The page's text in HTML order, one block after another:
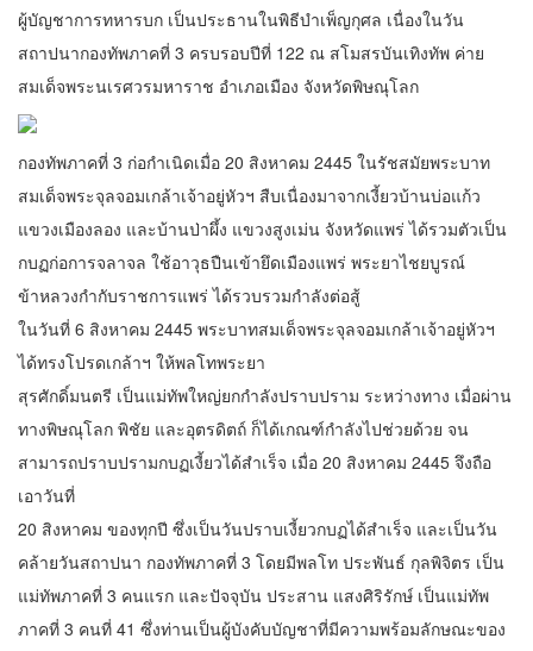
ผู้บัญชาการทหารบก เป็นประธานในพิธีบำเพ็ญกุศล เนื่องในวัน
สถาปนากองทัพภาคที่ 3 ครบรอบปีที่ 122 ณ สโมสรบันเทิงทัพ ค่าย
สมเด็จพระนเรศวรมหาราช อำเภอเมือง จังหวัดพิษณุโลก
กองทัพภาคที่ 3 ก่อกำเนิดเมื่อ 20 สิงหาคม 2445 ในรัชสมัยพระบาท
สมเด็จพระจุลจอมเกล้าเจ้าอยู่หัวฯ สืบเนื่องมาจากเงี้ยวบ้านบ่อแก้ว
แขวงเมืองลอง และบ้านป่าผึ้ง แขวงสูงเม่น จังหวัดแพร่ ได้รวมตัวเป็น
กบฏก่อการจลาจล ใช้อาวุธปืนเข้ายึดเมืองแพร่ พระยาไชยบูรณ์
ข้าหลวงกำกับราชการแพร่ ได้รวบรวมกำลังต่อสู้
ในวันที่ 6 สิงหาคม 2445 พระบาทสมเด็จพระจุลจอมเกล้าเจ้าอยู่หัวฯ
ได้ทรงโปรดเกล้าฯ ให้พลโทพระยา
สุรศักดิ์มนตรี เป็นแม่ทัพใหญ่ยกกำลังปราบปราม ระหว่างทาง เมื่อผ่าน
ทางพิษณุโลก พิชัย และอุตรดิตถ์ ก็ได้เกณฑ์กำลังไปช่วยด้วย จน
สามารถปราบปรามกบฏเงี้ยวได้สำเร็จ เมื่อ 20 สิงหาคม 2445 จึงถือ
เอาวันที่
20 สิงหาคม ของทุกปี ซึ่งเป็นวันปราบเงี้ยวกบฏได้สำเร็จ และเป็นวัน
คล้ายวันสถาปนา กองทัพภาคที่ 3 โดยมีพลโท ประพันธ์ กุลพิจิตร เป็น
แม่ทัพภาคที่ 3 คนแรก และปัจจุบัน ประสาน แสงศิริรักษ์ เป็นแม่ทัพ
ภาคที่ 3 คนที่ 41 ซึ่งท่านเป็นผู้บังคับบัญชาที่มีความพร้อมลักษณะของ